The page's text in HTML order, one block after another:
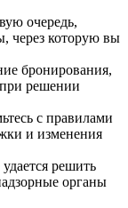
очередь,
через которую вы
бронирования,
решении
с правилами
и изменения
решить
органы